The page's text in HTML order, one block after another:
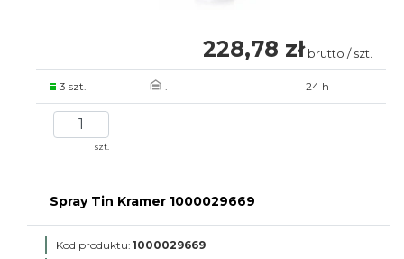
228,78 zł brutto / szt.
3 szt. . 24 h
szt.
Spray Tin Kramer 1000029669
Kod produktu: 1000029669